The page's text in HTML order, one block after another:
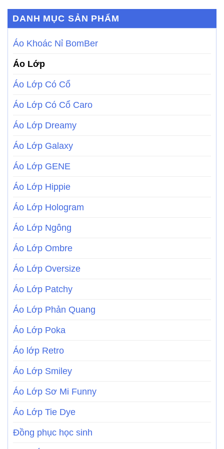
DANH MỤC SẢN PHẨM
Áo Khoác Nỉ BomBer
Áo Lớp
Áo Lớp Có Cổ
Áo Lớp Có Cổ Caro
Áo Lớp Dreamy
Áo Lớp Galaxy
Áo Lớp GENE
Áo Lớp Hippie
Áo Lớp Hologram
Áo Lớp Ngông
Áo Lớp Ombre
Áo Lớp Oversize
Áo Lớp Patchy
Áo Lớp Phản Quang
Áo Lớp Poka
Áo lớp Retro
Áo Lớp Smiley
Áo Lớp Sơ Mi Funny
Áo Lớp Tie Dye
Đồng phục học sinh